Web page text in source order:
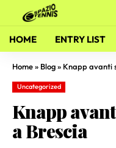
HOME ENTRY LIST
Home» Blog» Knapp avanti
Uncategorized
Knapp
a Brescia